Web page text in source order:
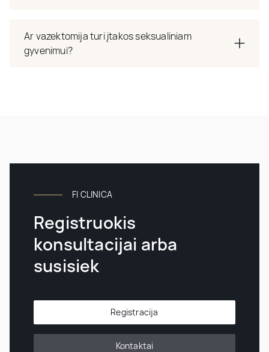
Ar vazektomija turi įtakos seksualiniam
gyvenimui?
FI CLINICA
Registruokis
konsultacijai arba
susisiek
Registracija
Kontaktai